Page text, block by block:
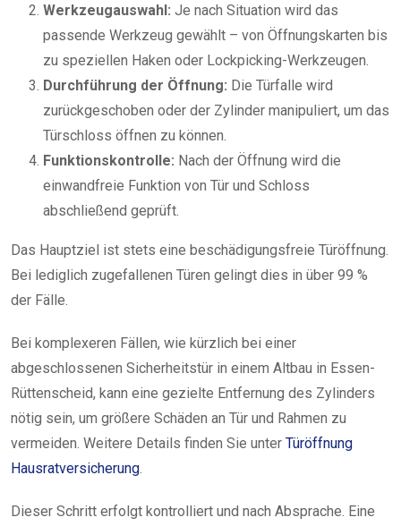
Werkzeugauswahl: Je nach Situation wird das
passende Werkzeug gewählt – von Öffnungskarten bis
zu speziellen Haken oder Lockpicking-Werkzeugen.
Durchführung der Öffnung: Die Türfalle wird
zurückgeschoben oder der Zylinder manipuliert, um das
Türschloss öffnen zu können.
Funktionskontrolle: Nach der Öffnung wird die
einwandfreie Funktion von Tür und Schloss
abschließend geprüft.
Das Hauptziel ist stets eine beschädigungsfreie Türöffnung.
Bei lediglich zugefallenen Türen gelingt dies in über 99 %
der Fälle.
Bei komplexeren Fällen, wie kürzlich bei einer
abgeschlossenen Sicherheitstür in einem Altbau in Essen-
Rüttenscheid, kann eine gezielte Entfernung des Zylinders
nötig sein, um größere Schäden an Tür und Rahmen zu
vermeiden. Weitere Details finden Sie unter Türöffnung
Hausratversicherung.
Dieser Schritt erfolgt kontrolliert und nach Absprache. Eine